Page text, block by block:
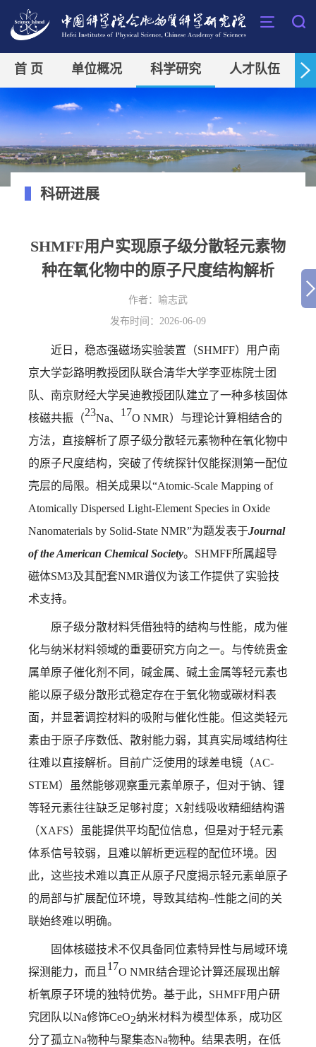
首 页 单位概况 科学研究 人才队伍
科研进展
SHMFF用户实现原子级分散轻元素物
种在氧化物中的原子尺度结构解析
作者：
喻志武
发布时间：2026-06-09
近日，稳态强磁场实验装置（SHMFF）用户南
京大学彭路明教授团队联合清华大学李亚栋院士团
队、南京财经大学吴迪教授团队建立了一种多核固体
核磁共振（23Na、 17O NMR）与理论计算相结合的
方法，直接解析了原子级分散轻元素物种在氧化物中
的原子尺度结构，突破了传统探针仅能探测第一配位
壳层的局限。相关成果以“Atomic-Scale Mapping of
Atomically Dispersed Light-Element Species in Oxide
Nanomaterials by Solid-State NMR”为题发表于Journal
of the American Chemical Society。 SHMFF所属超导
磁体SM3及其配套NMR谱仪为该工作提供了实验技
术支持。
原子级分散材料凭借独特的结构与性能，成为催
化与纳米材料领域的重要研究方向之一。与传统贵金
属单原子催化剂不同，碱金属、碱土金属等轻元素也
能以原子级分散形式稳定存在于氧化物或碳材料表
面，并显著调控材料的吸附与催化性能。但这类轻元
素由于原子序数低、散射能力弱，其真实局域结构往
往难以直接解析。目前广泛使用的球差电镜（AC-
STEM）虽然能够观察重元素单原子，但对于钠、锂
等轻元素往往缺乏足够衬度； X射线吸收精细结构谱
（XAFS）虽能提供平均配位信息，但是对于轻元素
体系信号较弱，且难以解析更远程的配位环境。因
此，这些技术难以真正从原子尺度揭示轻元素单原子
的局部与扩展配位环境，导致其结构–性能之间的关
联始终难以明确。
固体核磁技术不仅具备同位素特异性与局域环境
探测能力，而且 17O NMR结合理论计算还展现出解
析氧原子环境的独特优势。基于此， SHMFF用户研
究团队以Na修饰CeO2纳米材料为模型体系，成功区
分了孤立Na物种与聚集态Na物种。结果表明，在低